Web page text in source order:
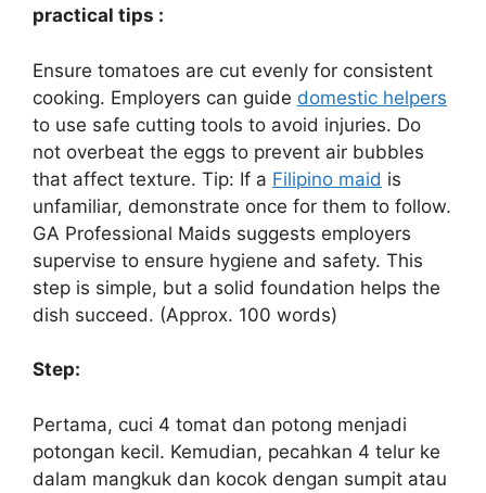
practical tips :
Ensure tomatoes are cut evenly for consistent
cooking. Employers can guide domestic helpers
to use safe cutting tools to avoid injuries. Do
not overbeat the eggs to prevent air bubbles
that affect texture. Tip: If a Filipino maid is
unfamiliar, demonstrate once for them to follow.
GA Professional Maids suggests employers
supervise to ensure hygiene and safety. This
step is simple, but a solid foundation helps the
dish succeed. (Approx. 100 words)
Step:
Pertama, cuci 4 tomat dan potong menjadi
potongan kecil. Kemudian, pecahkan 4 telur ke
dalam mangkuk dan kocok dengan sumpit atau